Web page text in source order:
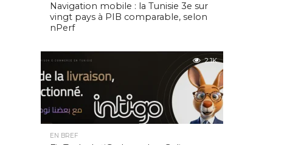
Navigation mobile : la Tunisie 3e sur
vingt pays à PIB comparable, selon
nPerf
2.1K
EN BREF